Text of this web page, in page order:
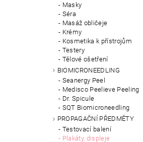
Masky
Séra
Masáž obličeje
Krémy
Kosmetika k přístrojům
Testery
Tělové ošetření
BIOMICRONEEDLING
Seanergy Peel
Medisco Peelieve Peeling
Dr. Spicule
SQT Biomicroneedling
PROPAGAČNÍ PŘEDMĚTY
Testovací balení
Plakáty, displeje